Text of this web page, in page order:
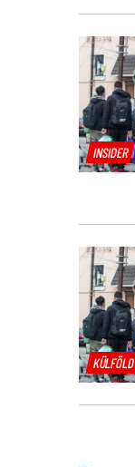
INSIDER
KÜLFÖLD